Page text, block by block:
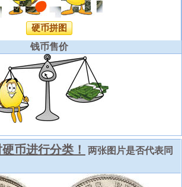
硬币拼图
钱币售价
币进行分类！
两张图片是否代表同